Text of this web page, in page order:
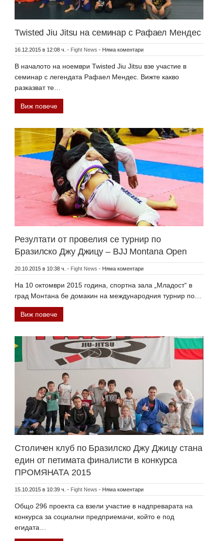
Twisted Jiu Jitsu на семинар с Рафаел Мендес
16.12.2015 в 12:08 ч. - Fight News - Няма коментари
В началото на ноември Twisted Jiu Jitsu взе участие в
семинар с легендата Рафаел Мендес. Вижте какво
разказват те…
Виж повече
Резултати от провелия се турнир по
Бразилско Джу Джицу – BJJ Montana Open
20.10.2015 в 10:38 ч. - Fight News - Няма коментари
На 10 октомври 2015 година, спортна зала „Младост“ в
град Монтана бе домакин на международния турнир по…
Виж повече
Столичен клуб по Бразилско Джу Джицу стана
един от петимата финалисти в конкурса
ПРОМЯНАТА 2015
15.10.2015 в 10:39 ч. - Fight News - Няма коментари
Oбщо 296 проекта са взели участие в надпреварата на
конкурса за социални предприемачи, който е под
егидата…